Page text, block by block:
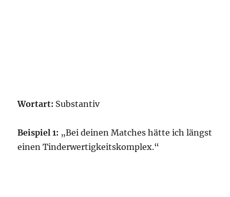
Wortart: Substantiv
Beispiel 1: „Bei deinen Matches hätte ich längst
einen Tinderwertigkeitskomplex.“